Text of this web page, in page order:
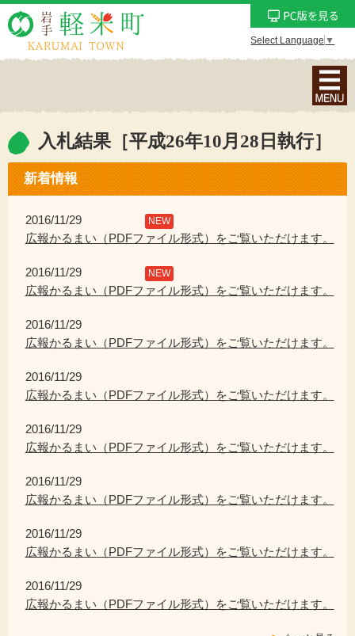
Select Language ▼
ナ
ビ
ー
シ
ョ
ン
ニ
を
入札結果［平成26年10月28日執行］
新着情報
2016/11/29 NEW
広報かるまい（PDFファイル形式）をご覧いただけます。
2016/11/29 NEW
広報かるまい（PDFファイル形式）をご覧いただけます。
2016/11/29
広報かるまい（PDFファイル形式）をご覧いただけます。
2016/11/29
広報かるまい（PDFファイル形式）をご覧いただけます。
2016/11/29
広報かるまい（PDFファイル形式）をご覧いただけます。
2016/11/29
広報かるまい（PDFファイル形式）をご覧いただけます。
2016/11/29
広報かるまい（PDFファイル形式）をご覧いただけます。
2016/11/29
広報かるまい（PDFファイル形式）をご覧いただけます。